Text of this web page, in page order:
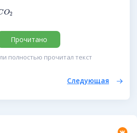
O2
Прочитано
полностью прочитал текст
Следующая